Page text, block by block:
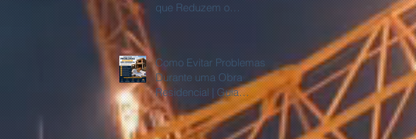
que Reduzem o
Como Evitar Problemas
Durante uma Obra
Residencial | Guia
Completo